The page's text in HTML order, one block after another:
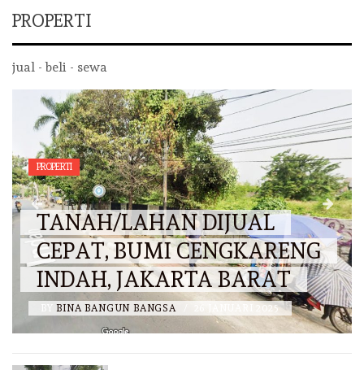
PROPERTI
jual - beli - sewa
PROPERTI
TANAH/LAHAN DIJUAL
CEPAT, BUMI CENGKARENG
INDAH, JAKARTA BARAT
BY BINA BANGUN BANGSA 26 JANUARI 2025